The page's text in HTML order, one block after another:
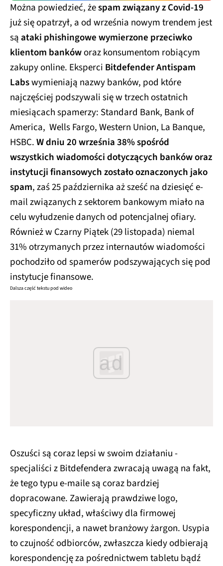
Można powiedzieć, żespam związany z Covid-19
już się opatrzył, a od września nowym trendem jest
sąataki phishingowe wymierzone przeciwko
klientom bankóworaz konsumentom robiącym
zakupy online. Eksperci Bitdefender Antispam
Labswymieniają nazwy banków, pod które
najczęściej podszywali się w trzech ostatnich
miesiącach spamerzy: Standard Bank, Bank of
America, Wells Fargo, Western Union, La Banque,
HSBC.W dniu 20 września 38% spośród
wszystkich wiadomości dotyczących banków oraz
instytucji finansowych zostało oznaczonych jako
spam, zaś 25 października aż sześć na dziesięć e-
mail związanych z sektorem bankowym miało na
celu wyłudzenie danych od potencjalnej ofiary.
Również w Czarny Piątek (29 listopada) niemal
31% otrzymanych przez internautów wiadomości
pochodziło od spamerów podszywających się pod
instytucje finansowe.
Dalsza część tekstu pod wideo
ad
Oszuści są coraz lepsi w swoim działaniu -
specjaliści z Bitdefendera zwracają uwagą na fakt,
że tego typu e-maile są coraz bardziej
dopracowane. Zawierają prawdziwe logo,
specyficzny układ, właściwy dla firmowej
korespondencji, a nawet branżowy żargon. Usypia
to czujność odbiorców, zwłaszcza kiedy odbierają
korespondencję za pośrednictwem tabletu bądź